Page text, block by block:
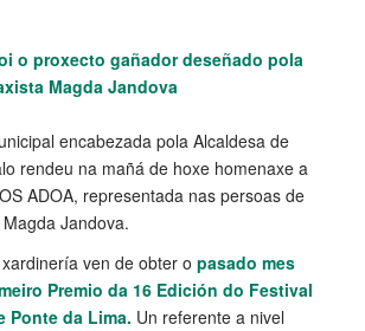
o proxecto gañador deseñado pola
Magda Jandova
encabezada pola Alcaldesa de
rendeu na mañá de hoxe homenaxe a
ADOA, representada nas persoas de
Jandova.
ven de obter o pasado mes
Premio da 16 Edición do Festival
Ponte da Lima. Un referente a nivel